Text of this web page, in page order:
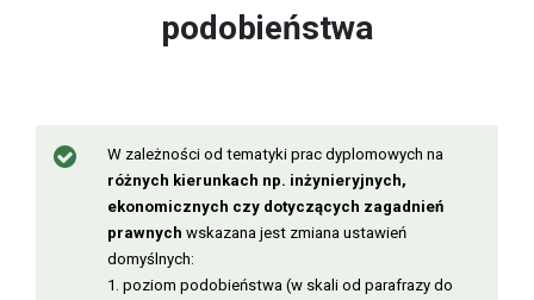
podobieństwa
W zależności od tematyki prac dyplomowych na
różnych kierunkach np. inżynieryjnych,
ekonomicznych czy dotyczących zagadnień
prawnych wskazana jest zmiana ustawień
domyślnych:
1. poziom podobieństwa (w skali od parafrazy do